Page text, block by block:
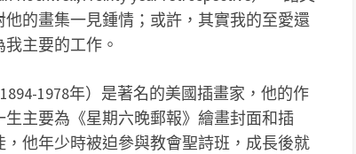
的畫集一見鍾情；或許，其實我的至愛還
主要的工作。
1978年）是著名的美國插畫家，他的作
主要為《星期六晚郵報》繪畫封面和插
他年少時被迫參與教會聖詩班，成長後就